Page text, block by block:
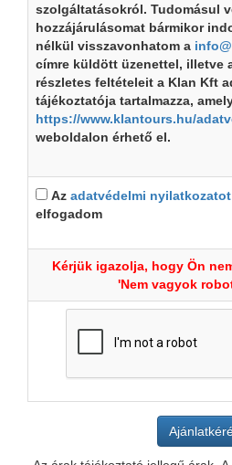
szolgáltatásokról. Tudomásul
hozzájárulásomat bármikor
nélkül visszavonhatom a
címre küldött üzenettel, illetve
részletes feltételeit a Klan Kft
tájékoztatója tartalmazza,
https://www.klantours.hu/
weboldalon érhető el.
Az adatvédelmi nyilatkozatot
elfogadom
Kérjük igazolja, hogy Ön
'Nem vagyok